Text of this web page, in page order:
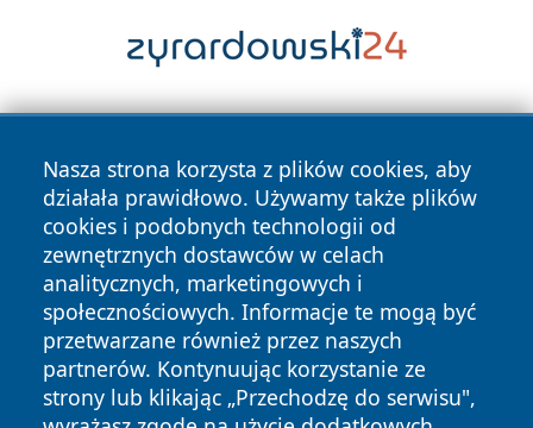
Nasza strona korzysta z plików cookies, aby
działała prawidłowo. Używamy także plików
cookies i podobnych technologii od
zewnętrznych dostawców w celach
analitycznych, marketingowych i
społecznościowych. Informacje te mogą być
przetwarzane również przez naszych
partnerów. Kontynuując korzystanie ze
strony lub klikając „Przechodzę do serwisu",
Copyright © 2026 dabrowski24.pl Wszystkie prawa
zastrzeżone.
News Autorzy
Polityka
Prywatności
Polityka
Cookies